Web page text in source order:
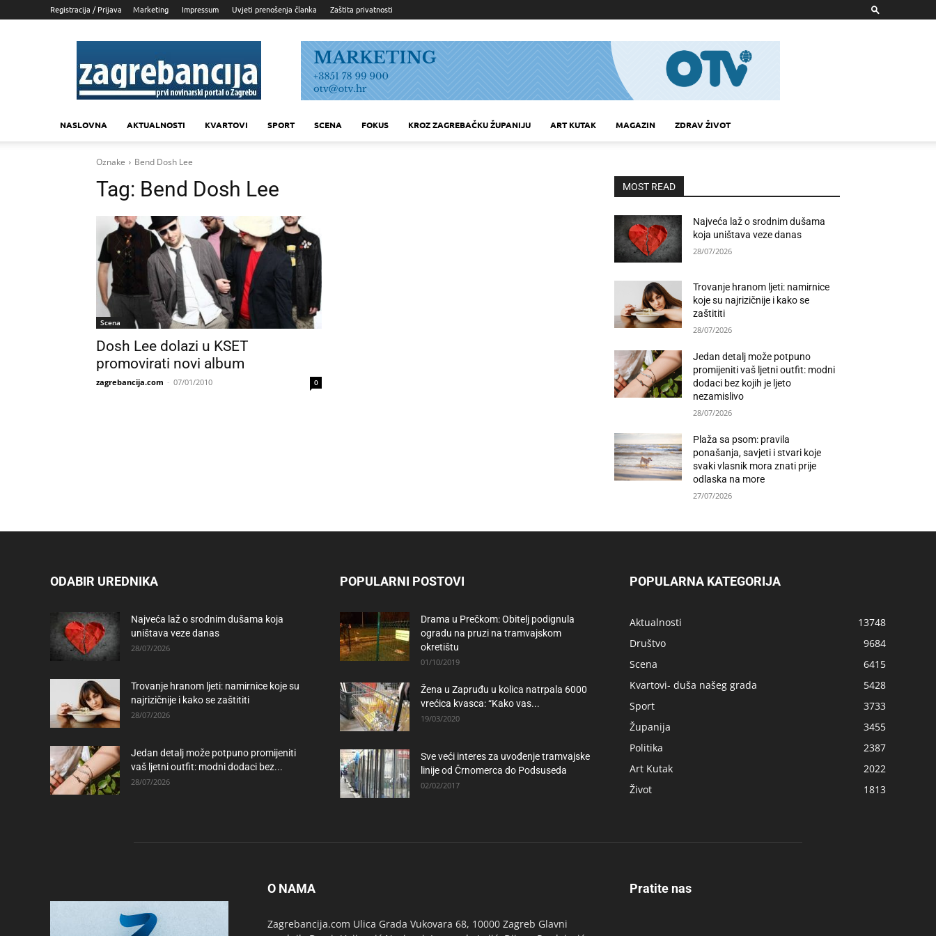
Registracija / Prijava Marketing Impressum Uvjeti prenošenja članka Zaštita privatnosti
Zagrebancija
NASLOVNA AKTUALNOSTI KVARTOVI SPORT SCENA FOKUS KROZ ZAGREBAČKU ŽUPANIJU ART KUTAK MAGAZIN ZDRAV ŽIVOT
Oznake Bend Dosh Lee
Tag: Bend Dosh Lee
Scena
Dosh Lee dolazi u KSET
promovirati novi album
zagrebancija.com - 07/01/2010 0
MOST READ
Najveća laž o srodnim dušama
koja uništava veze danas
28/07/2026
Trovanje hranom ljeti: namirnice
koje su najrizičnije i kako se
zaštititi
28/07/2026
Jedan detalj može potpuno
promijeniti vaš ljetni outfit: modni
dodaci bez kojih je ljeto
nezamislivo
28/07/2026
Plaža sa psom: pravila
ponašanja, savjeti i stvari koje
svaki vlasnik mora znati prije
odlaska na more
27/07/2026
ODABIR UREDNIKA
Najveća laž o srodnim dušama koja
uništava veze danas
28/07/2026
Trovanje hranom ljeti: namirnice koje su
najrizičnije i kako se zaštititi
28/07/2026
Jedan detalj može potpuno promijeniti
vaš ljetni outfit: modni dodaci bez...
28/07/2026
POPULARNI POSTOVI
Drama u Prečkom: Obitelj podignula
ogradu na pruzi na tramvajskom
okretištu
01/10/2019
Žena u Zapruđu u kolica natrpala 6000
vrećica kvasca: “Kako vas...
19/03/2020
Sve veći interes za uvođenje tramvajske
linije od Črnomerca do Podsuseda
02/02/2017
POPULARNA KATEGORIJA
Aktualnosti
13748
Društvo
9684
Scena
6415
Kvartovi- duša našeg grada
5428
Sport
3733
Županija
3455
Politika
2387
Art Kutak
2022
Život
1813
O NAMA
Zagrebancija.com Ulica Grada Vukovara 68, 10000 Zagreb Glavni
Pratite nas